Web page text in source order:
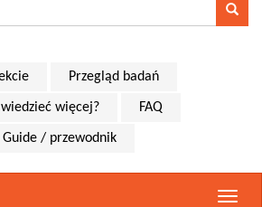
Przegląd badań
wiedzieć więcej? FAQ
Guide / przewodnik